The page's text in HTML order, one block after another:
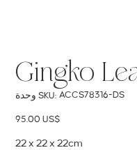
Gingko
وحدة SKU: SKU
ACCS78316-
ACCS78316-DS
السعر ‏95.00 US$
22 x 22 x 22cm